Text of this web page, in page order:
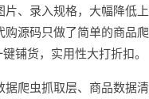
片、录入规格，大幅降低
源码只做了简单的商品
铺货，实用性大打折扣。
爬虫抓取层、商品数据